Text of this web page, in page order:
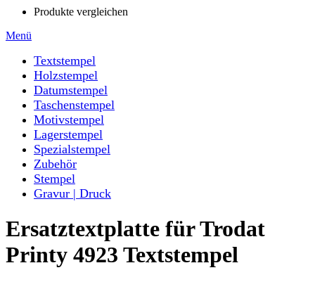
Produkte vergleichen
Menü
Textstempel
Holzstempel
Datumstempel
Taschenstempel
Motivstempel
Lagerstempel
Spezialstempel
Zubehör
Stempel
Gravur | Druck
Ersatztextplatte für Trodat
Printy 4923 Textstempel